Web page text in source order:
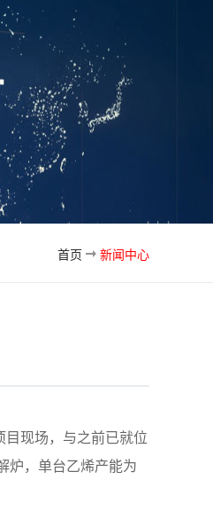
首页 新闻中心
现场，与之前已就位
炉，单台乙烯产能为